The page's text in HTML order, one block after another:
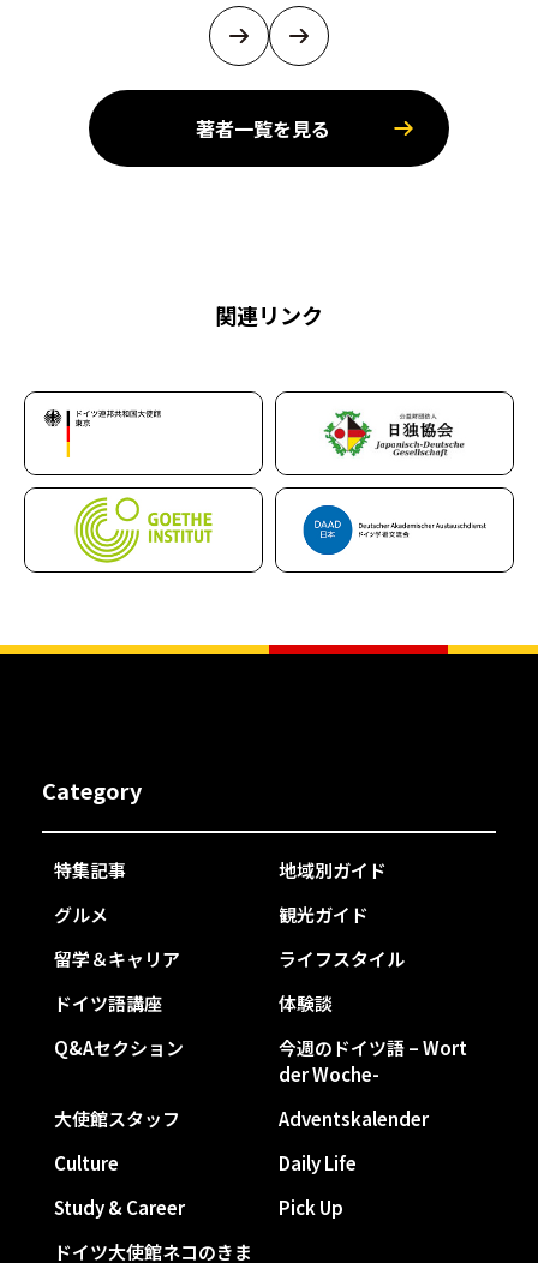
著者一覧を見る
関連リンク
Category
特集記事
地域別ガイド
グルメ
観光ガイド
留学＆キャリア
ライフスタイル
ドイツ語講座
体験談
Q&Aセクション
今週のドイツ語 – Wort
der Woche-
大使館スタッフ
Adventskalender
Culture
Daily Life
Study & Career
Pick Up
ドイツ大使館ネコのきま